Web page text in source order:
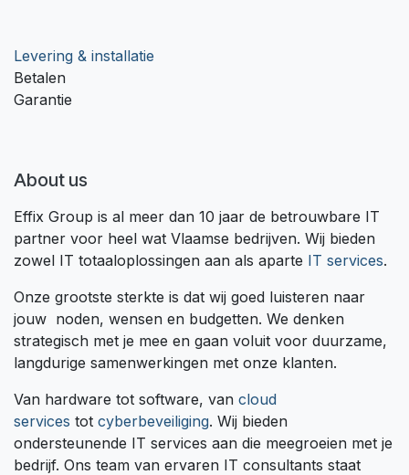
Levering & installatie
Betalen
Garantie
About us
Effix Group is al meer dan 10 jaar de betrouwbare IT
partner voor heel wat Vlaamse bedrijven. Wij bieden
zowel IT totaaloplossingen aan als aparte IT services.
Onze grootste sterkte is dat wij goed luisteren naar
jouw noden, wensen en budgetten. We denken
strategisch met je mee en gaan voluit voor duurzame,
langdurige samenwerkingen met onze klanten.
Van hardware tot software, van cloud
services tot cyberbeveiliging. Wij bieden
ondersteunende IT services aan die meegroeien met je
bedrijf. Ons team van ervaren IT consultants staat